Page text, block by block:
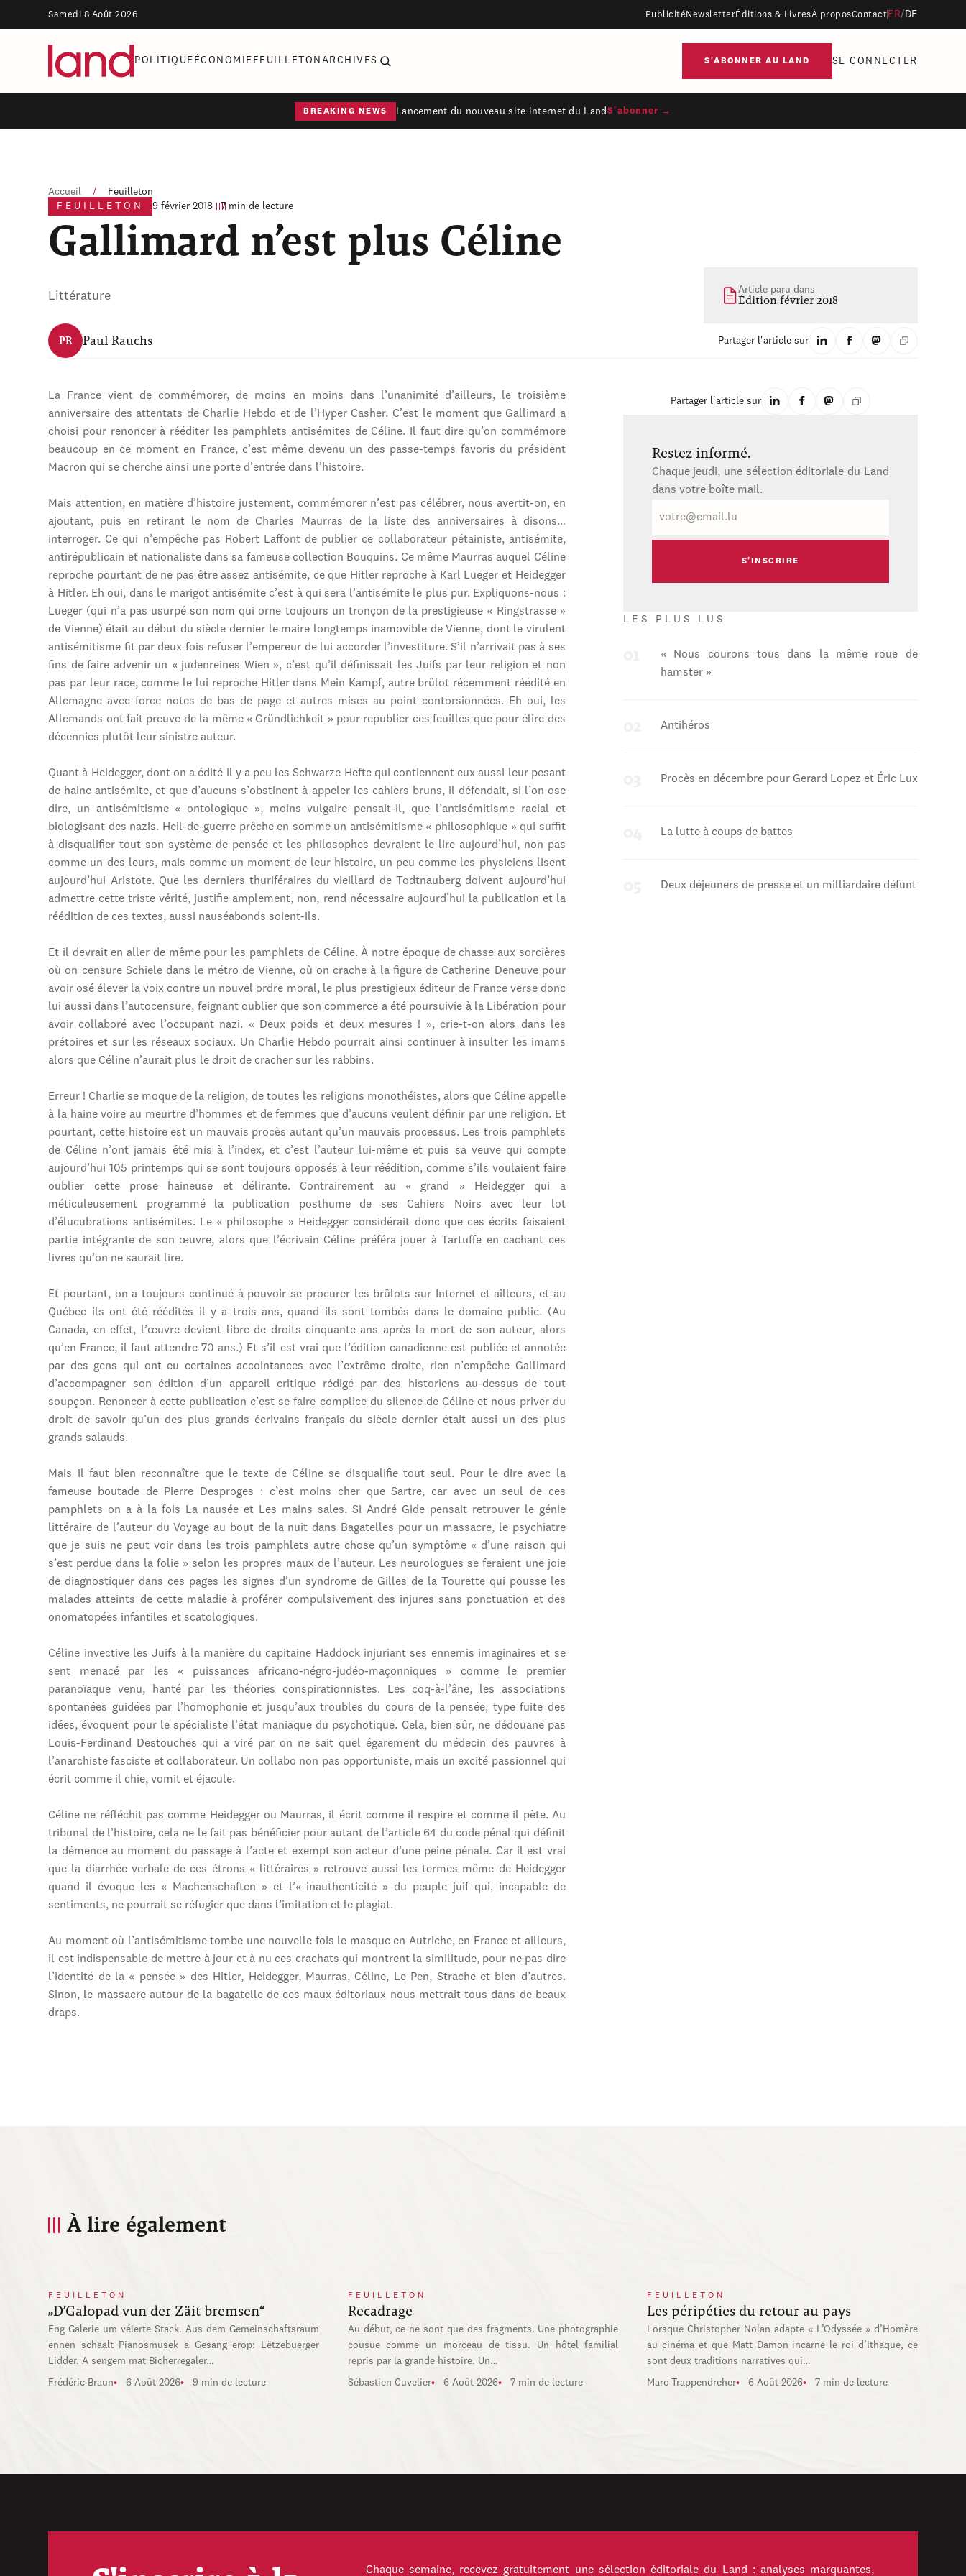
Samedi 8 Août 2026 Publicité NewsletterÉditions & LivresÀ proposContact FR/ DE
POLITIQUE ÉCONOMIE FEUILLETON ARCHIVES S'ABONNER AU LAND SE CONNECTER
BREAKING NEWS Lancement du nouveau site internet du Land S'abonner →
Accueil /
Feuilleton
FEUILLETON
9 février 2018 7 min de lecture
Gallimard n’est plus Céline
Littérature Article paru dans
Édition février 2018
PR Paul Rauchs Partager l'article sur
La France vient de commémorer, de moins en moins dans l’unanimité d’ailleurs, le troisième
anniversaire des attentats de Charlie Hebdo et de l’Hyper Casher. C’est le moment que Gallimard a
choisi pour renoncer à rééditer les pamphlets antisémites de Céline. Il faut dire qu’on commémore
beaucoup en ce moment en France, c’est même devenu un des passe-temps favoris du président
Macron qui se cherche ainsi une porte d’entrée dans l’histoire.
Mais attention, en matière d’histoire justement, commémorer n’est pas célébrer, nous avertit-on, en
ajoutant, puis en retirant le nom de Charles Maurras de la liste des anniversaires à disons…
interroger. Ce qui n’empêche pas Robert Laffont de publier ce collaborateur pétainiste, antisémite,
antirépublicain et nationaliste dans sa fameuse collection Bouquins. Ce même Maurras auquel Céline
reproche pourtant de ne pas être assez antisémite, ce que Hitler reproche à Karl Lueger et Heidegger
à Hitler. Eh oui, dans le marigot antisémite c’est à qui sera l’antisémite le plus pur. Expliquons-nous :
Lueger (qui n’a pas usurpé son nom qui orne toujours un tronçon de la prestigieuse « Ringstrasse »
de Vienne) était au début du siècle dernier le maire longtemps inamovible de Vienne, dont le virulent
antisémitisme fit par deux fois refuser l’empereur de lui accorder l’investiture. S’il n’arrivait pas à ses
fins de faire advenir un « judenreines Wien », c’est qu’il définissait les Juifs par leur religion et non
pas par leur race, comme le lui reproche Hitler dans Mein Kampf, autre brûlot récemment réédité en
Allemagne avec force notes de bas de page et autres mises au point contorsionnées. Eh oui, les
Allemands ont fait preuve de la même « Gründlichkeit » pour republier ces feuilles que pour élire des
décennies plutôt leur sinistre auteur.
Quant à Heidegger, dont on a édité il y a peu les Schwarze Hefte qui contiennent eux aussi leur pesant
de haine antisémite, et que d’aucuns s’obstinent à appeler les cahiers bruns, il défendait, si l’on ose
dire, un antisémitisme « ontologique », moins vulgaire pensait-il, que l’antisémitisme racial et
biologisant des nazis. Heil-de-guerre prêche en somme un antisémitisme « philosophique » qui suffit
à disqualifier tout son système de pensée et les philosophes devraient le lire aujourd’hui, non pas
comme un des leurs, mais comme un moment de leur histoire, un peu comme les physiciens lisent
aujourd’hui Aristote. Que les derniers thuriféraires du vieillard de Todtnauberg doivent aujourd’hui
admettre cette triste vérité, justifie amplement, non, rend nécessaire aujourd’hui la publication et la
réédition de ces textes, aussi nauséabonds soient-ils.
Et il devrait en aller de même pour les pamphlets de Céline. À notre époque de chasse aux sorcières
où on censure Schiele dans le métro de Vienne, où on crache à la figure de Catherine Deneuve pour
avoir osé élever la voix contre un nouvel ordre moral, le plus prestigieux éditeur de France verse donc
lui aussi dans l’autocensure, feignant oublier que son commerce a été poursuivie à la Libération pour
avoir collaboré avec l’occupant nazi. « Deux poids et deux mesures ! », crie-t-on alors dans les
prétoires et sur les réseaux sociaux. Un Charlie Hebdo pourrait ainsi continuer à insulter les imams
alors que Céline n’aurait plus le droit de cracher sur les rabbins.
Erreur ! Charlie se moque de la religion, de toutes les religions monothéistes, alors que Céline appelle
à la haine voire au meurtre d’hommes et de femmes que d’aucuns veulent définir par une religion. Et
pourtant, cette histoire est un mauvais procès autant qu’un mauvais processus. Les trois pamphlets
de Céline n’ont jamais été mis à l’index, et c’est l’auteur lui-même et puis sa veuve qui compte
aujourd’hui 105 printemps qui se sont toujours opposés à leur réédition, comme s’ils voulaient faire
oublier cette prose haineuse et délirante. Contrairement au « grand » Heidegger qui a
méticuleusement programmé la publication posthume de ses Cahiers Noirs avec leur lot
d’élucubrations antisémites. Le « philosophe » Heidegger considérait donc que ces écrits faisaient
partie intégrante de son œuvre, alors que l’écrivain Céline préféra jouer à Tartuffe en cachant ces
livres qu’on ne saurait lire.
Et pourtant, on a toujours continué à pouvoir se procurer les brûlots sur Internet et ailleurs, et au
Québec ils ont été réédités il y a trois ans, quand ils sont tombés dans le domaine public. (Au
Canada, en effet, l’œuvre devient libre de droits cinquante ans après la mort de son auteur, alors
qu’en France, il faut attendre 70 ans.) Et s’il est vrai que l’édition canadienne est publiée et annotée
par des gens qui ont eu certaines accointances avec l’extrême droite, rien n’empêche Gallimard
d’accompagner son édition d’un appareil critique rédigé par des historiens au-dessus de tout
soupçon. Renoncer à cette publication c’est se faire complice du silence de Céline et nous priver du
droit de savoir qu’un des plus grands écrivains français du siècle dernier était aussi un des plus
grands salauds.
Mais il faut bien reconnaître que le texte de Céline se disqualifie tout seul. Pour le dire avec la
fameuse boutade de Pierre Desproges : c’est moins cher que Sartre, car avec un seul de ces
pamphlets on a à la fois La nausée et Les mains sales. Si André Gide pensait retrouver le génie
littéraire de l’auteur du Voyage au bout de la nuit dans Bagatelles pour un massacre, le psychiatre
que je suis ne peut voir dans les trois pamphlets autre chose qu’un symptôme « d’une raison qui
s’est perdue dans la folie » selon les propres maux de l’auteur. Les neurologues se feraient une joie
de diagnostiquer dans ces pages les signes d’un syndrome de Gilles de la Tourette qui pousse les
malades atteints de cette maladie à proférer compulsivement des injures sans ponctuation et des
onomatopées infantiles et scatologiques.
Céline invective les Juifs à la manière du capitaine Haddock injuriant ses ennemis imaginaires et se
sent menacé par les « puissances africano-négro-judéo-maçonniques » comme le premier
paranoïaque venu, hanté par les théories conspirationnistes. Les coq-à-l’âne, les associations
spontanées guidées par l’homophonie et jusqu’aux troubles du cours de la pensée, type fuite des
idées, évoquent pour le spécialiste l’état maniaque du psychotique. Cela, bien sûr, ne dédouane pas
Louis-Ferdinand Destouches qui a viré par on ne sait quel égarement du médecin des pauvres à
l’anarchiste fasciste et collaborateur. Un collabo non pas opportuniste, mais un excité passionnel qui
écrit comme il chie, vomit et éjacule.
Céline ne réfléchit pas comme Heidegger ou Maurras, il écrit comme il respire et comme il pète. Au
tribunal de l’histoire, cela ne le fait pas bénéficier pour autant de l’article 64 du code pénal qui définit
la démence au moment du passage à l’acte et exempt son acteur d’une peine pénale. Car il est vrai
que la diarrhée verbale de ces étrons « littéraires » retrouve aussi les termes même de Heidegger
quand il évoque les « Machenschaften » et l’« inauthenticité » du peuple juif qui, incapable de
sentiments, ne pourrait se réfugier que dans l’imitation et le plagiat.
Au moment où l’antisémitisme tombe une nouvelle fois le masque en Autriche, en France et ailleurs,
il est indispensable de mettre à jour et à nu ces crachats qui montrent la similitude, pour ne pas dire
l’identité de la « pensée » des Hitler, Heidegger, Maurras, Céline, Le Pen, Strache et bien d’autres.
Sinon, le massacre autour de la bagatelle de ces maux éditoriaux nous mettrait tous dans de beaux
draps.
Partager l'article sur
Restez informé.
Chaque jeudi, une sélection éditoriale du Land
dans votre boîte mail.
mail
LES PLUS LUS
« Nous courons tous dans la même roue de
hamster »
Antihéros
Procès en décembre pour Gerard Lopez et Éric Lux
La lutte à coups de battes
Deux déjeuners de presse et un milliardaire défunt
À lire également
FEUILLETON
„D’Galopad vun der Zäit bremsen“
Eng Galerie um véierte Stack. Aus dem Gemeinschaftsraum
ënnen schaalt Pianosmusek a Gesang erop: Lëtzebuerger
Lidder. A sengem mat Bicherregaler…
Frédéric Braun 6 Août 2026 9 min de lecture
FEUILLETON
Recadrage
Au début, ce ne sont que des fragments. Une photographie
cousue comme un morceau de tissu. Un hôtel familial
repris par la grande histoire. Un…
Sébastien Cuvelier 6 Août 2026 7 min de lecture
FEUILLETON
Les péripéties du retour au pays
Lorsque Christopher Nolan adapte « L’Odyssée » d’Homère
au cinéma et que Matt Damon incarne le roi d’Ithaque, ce
sont deux traditions narratives qui…
Marc Trappendreher 6 Août 2026 7 min de lecture
Chaque semaine, recevez gratuitement une sélection éditoriale du Land : analyses marquantes,